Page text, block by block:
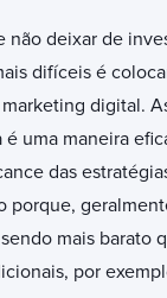
não deixar de
difíceis é
digital.
é uma maneira
das
porque,
mais barato
por